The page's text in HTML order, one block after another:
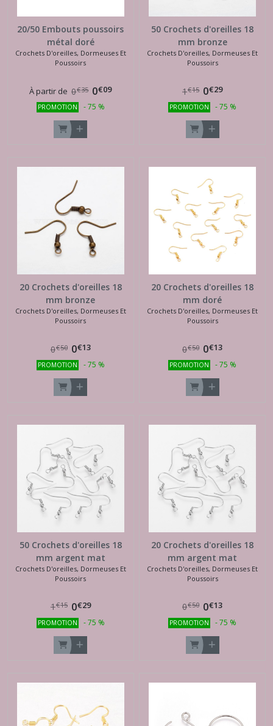
20/50 Embouts poussoirs
métal doré
Crochets D'oreilles, Dormeuses Et
Poussoirs
À partir de 0€35 0€09
PROMOTION -75 %
50 Crochets d'oreilles 18
mm bronze
Crochets D'oreilles, Dormeuses Et
Poussoirs
1€15 0€29
PROMOTION -75 %
20 Crochets d'oreilles 18
mm bronze
Crochets D'oreilles, Dormeuses Et
Poussoirs
0€50 0€13
PROMOTION -75 %
20 Crochets d'oreilles 18
mm doré
Crochets D'oreilles, Dormeuses Et
Poussoirs
0€50 0€13
PROMOTION -75 %
50 Crochets d'oreilles 18
mm argent mat
Crochets D'oreilles, Dormeuses Et
Poussoirs
1€15 0€29
PROMOTION -75 %
20 Crochets d'oreilles 18
mm argent mat
Crochets D'oreilles, Dormeuses Et
Poussoirs
0€50 0€13
PROMOTION -75 %